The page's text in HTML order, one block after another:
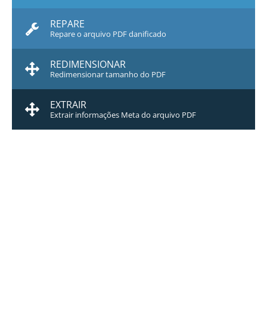
REPARE
Repare o arquivo PDF danificado
REDIMENSIONAR
Redimensionar tamanho do PDF
EXTRAIR
Extrair informações Meta do arquivo PDF